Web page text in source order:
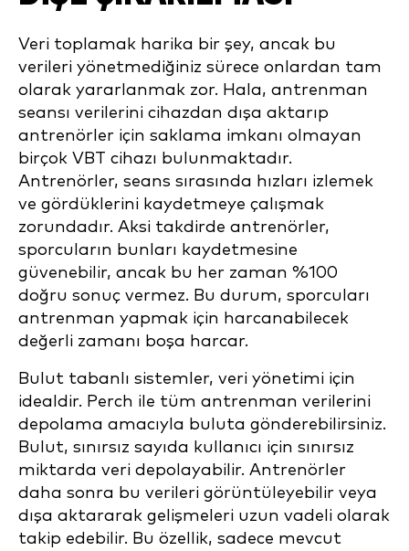
Veri toplamak harika bir şey, ancak bu
verileri yönetmediğiniz sürece onlardan tam
olarak yararlanmak zor. Hala, antrenman
seansı verilerini cihazdan dışa aktarıp
antrenörler için saklama imkanı olmayan
birçok VBT cihazı bulunmaktadır.
Antrenörler, seans sırasında hızları izlemek
ve gördüklerini kaydetmeye çalışmak
zorundadır. Aksi takdirde antrenörler,
sporcuların bunları kaydetmesine
güvenebilir, ancak bu her zaman %100
doğru sonuç vermez. Bu durum, sporcuları
antrenman yapmak için harcanabilecek
değerli zamanı boşa harcar.
Bulut tabanlı sistemler, veri yönetimi için
idealdir. Perch ile tüm antrenman verilerini
depolama amacıyla buluta gönderebilirsiniz.
Bulut, sınırsız sayıda kullanıcı için sınırsız
miktarda veri depolayabilir. Antrenörler
daha sonra bu verileri görüntüleyebilir veya
dışa aktararak gelişmeleri uzun vadeli olarak
takip edebilir. Bu özellik, sadece mevcut